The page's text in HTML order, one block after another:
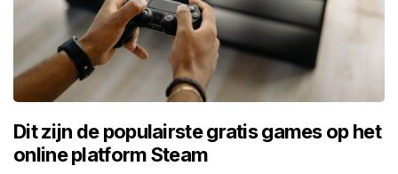
Dit zijn de populairste gratis games op het
online platform Steam